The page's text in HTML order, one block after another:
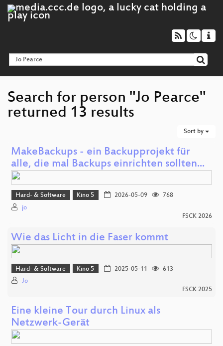
Search for person "Jo Pearce"
returned 13 results
Sort by
MakeBackups - ein Backupprojekt für
alle, die mal Backups einrichten sollten...
Hard- & Software Kino 5 2026-05-09
768
jo
FSCK 2026
Wie das Licht in die Faser kommt
Hard- & Software Kino 5 2025-05-11
613
Jo
FSCK 2025
Eine kleine Tour durch Linux als
Netzwerk-Gerät